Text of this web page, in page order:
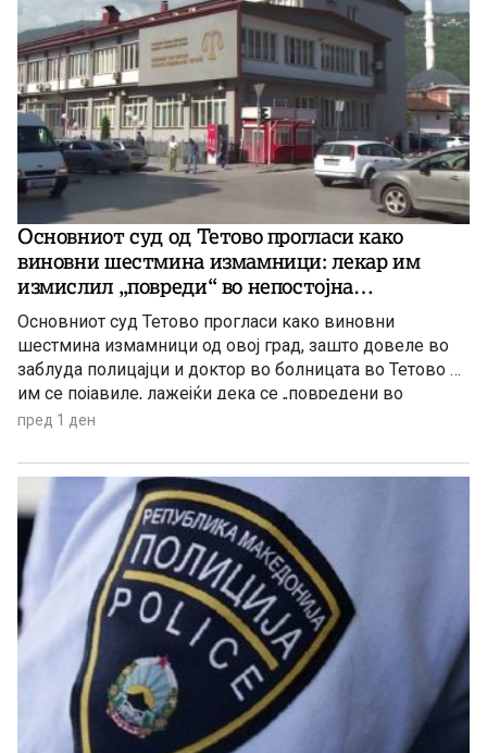
Основниот суд од Тетово прогласи како
виновни шестмина измамници: лекар им
измислил „повреди“ во непостојна
сообраќајка
Основниот суд Тетово прогласи како виновни
шестмина измамници од овој град, зашто довеле во
заблуда полицајци и доктор во болницата во Тетово –
им се појавиле, лажејќи дека се „повредени во
сообраќајка“, па дури добиле и медицински извештај
цел да ја приложат таквата лажна медицинска
документација пред осигурителни компании и да
земат отштета.
пред 1 ден